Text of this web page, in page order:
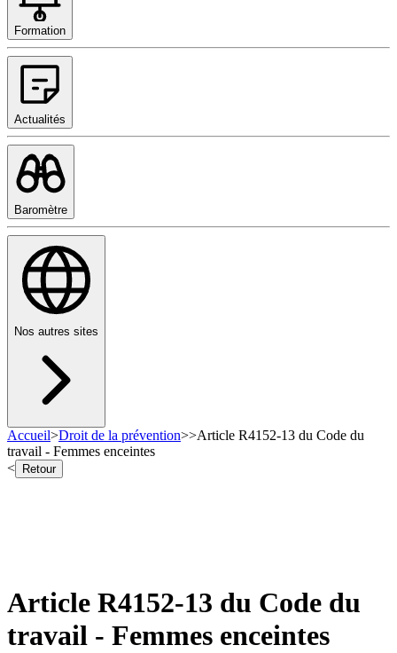
Formation
Actualités
Baromètre
Nos autres sites
Accueil>Droit de la prévention>>Article R4152-13 du Code du
travail - Femmes enceintes
<
Retour
Article R4152-13 du Code du
travail - Femmes enceintes